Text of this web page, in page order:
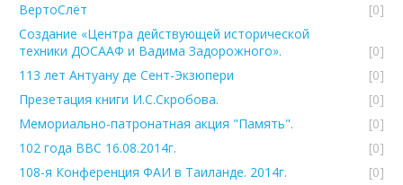
ВертоСлёт
[0]
Создание «Центра действующей исторической
техники ДОСААФ и Вадима Задорожного».
[0]
113 лет Антуану де Сент-Экзюпери
[0]
Презетация книги И.С.Скробова.
[0]
Мемориально-патронатная акция "Память".
[0]
102 года ВВС 16.08.2014г.
[0]
108-я Конференция ФАИ в Таиланде. 2014г.
[0]